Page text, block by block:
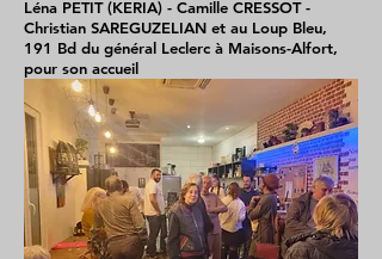
Léna PETIT (KERIA) - Camille CRESSOT -
Christian SAREGUZELIAN et au Loup Bleu,
191 Bd du général Leclerc à Maisons-Alfort,
pour son accueil